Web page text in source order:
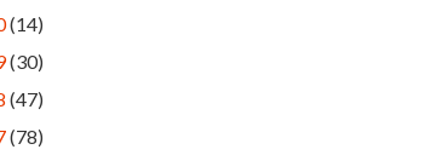
(14)
(30)
(47)
(78)